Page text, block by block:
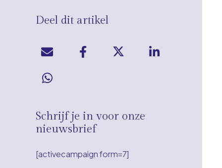
Deel dit artikel
Schrijf je in voor onze
nieuwsbrief
[activecampaign form=7]